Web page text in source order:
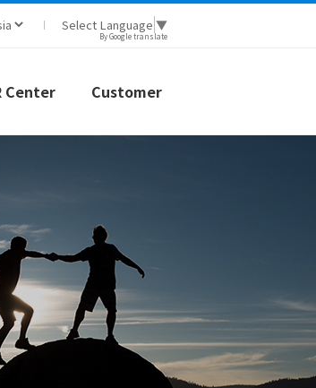
Select Language ▼
By Google translate
Center Customer